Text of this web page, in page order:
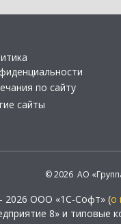
по сайту
сайты
© 2026 АО
2026 ООО «1С-Софт» (о
8» и типовые